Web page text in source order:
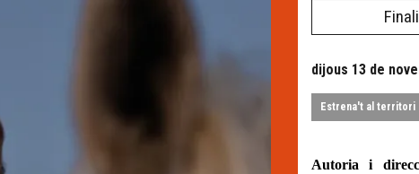
dijous 13 de
Estrena't al territori
Autoria i